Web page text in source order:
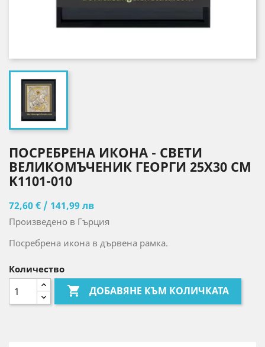
ПОСРЕБРЕНА ИКОНА - СВЕТИ
ВЕЛИКОМЪЧЕНИК ГЕОРГИ 25X30 CM
K1101-010
72,60 € / 141,99 лв
Произведено в Гърция
Посребрена икона в дървена рамка.
Количество
 ДОБАВЯНЕ КЪМ КОЛИЧКАТА